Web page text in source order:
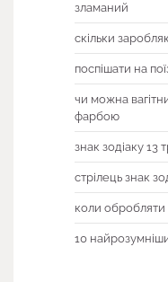
зламаний
скільки
поспішати на
чи можна
фарбою
знак зодіаку 13
стрілець знак
коли
10